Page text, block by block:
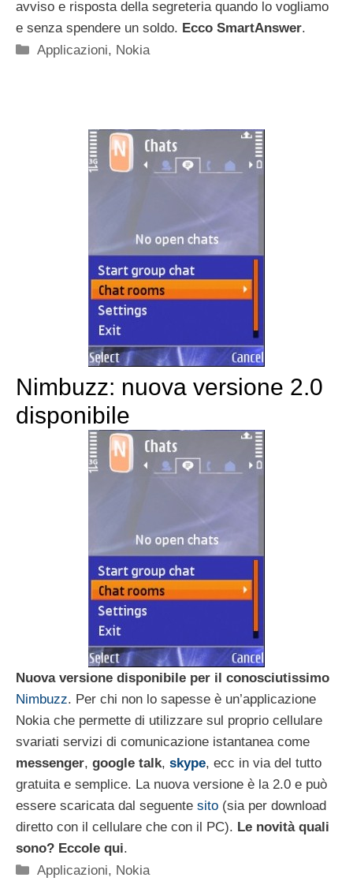
avviso e risposta della segreteria quando lo vogliamo
e senza spendere un soldo. Ecco SmartAnswer.
Categorie
Applicazioni, Nokia
Nimbuzz: nuova versione 2.0
disponibile
Nuova versione disponibile per il conosciutissimo
Nimbuzz. Per chi non lo sapesse è un’applicazione
Nokia che permette di utilizzare sul proprio cellulare
svariati servizi di comunicazione istantanea come
messenger, google talk, skype, ecc in via del tutto
gratuita e semplice. La nuova versione è la 2.0 e può
essere scaricata dal seguente sito (sia per download
diretto con il cellulare che con il PC). Le novità quali
sono? Eccole qui.
Categorie
Applicazioni, Nokia